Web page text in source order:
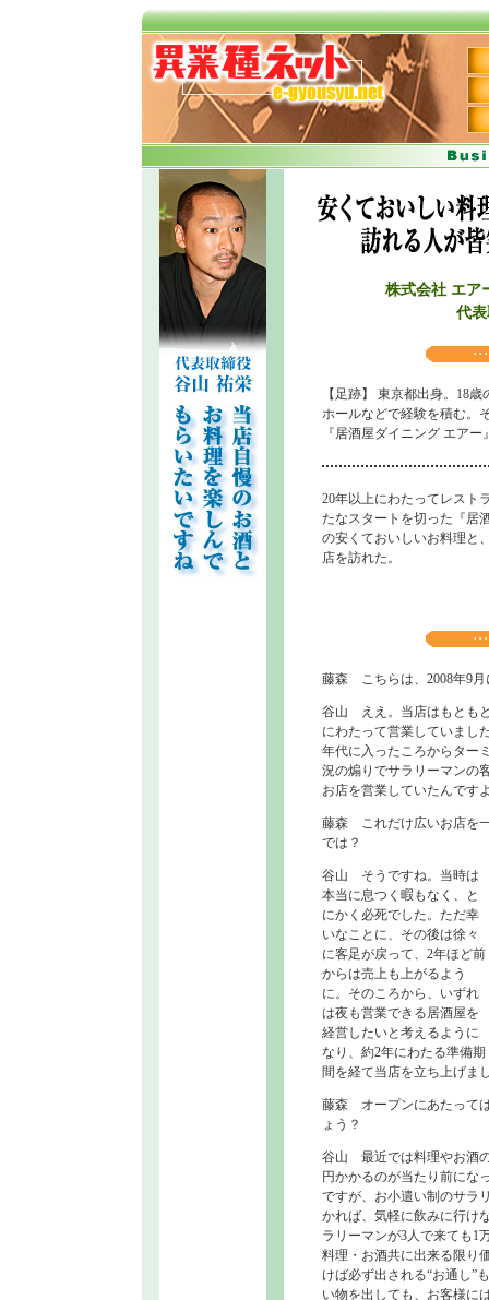
株式会社 エア
代
【足跡】 東京都出身。18
ホールなどで経験を積む。
『居酒屋ダイニング エア
20年以上にわたってレスト
たなスタートを切った『居
の安くておいしいお料理と
店を訪れた。
藤森 こちらは、2008年9月
谷山 ええ。当店はもとも
にわたって営業していまし
年代に入ったころからター
況の煽りでサラリーマンの
お店を営業していたんです
藤森 これだけ広いお店を
では？
谷山 そうですね。当時は
本当に息つく暇もなく、と
にかく必死でした。ただ幸
いなことに、その後は徐々
に客足が戻って、2年ほど前
からは売上も上がるよう
に。そのころから、いずれ
は夜も営業できる居酒屋を
経営したいと考えるように
なり、約2年にわたる準備期
間を経て当店を立ち上げま
藤森 オープンにあたって
ょう？
谷山 最近では料理やお酒
円かかるのが当たり前にな
ですが、お小遣い制のサラ
かれば、気軽に飲みに行け
ラリーマンが3人で来ても1
料理・お酒共に出来る限り
けば必ず出される“お通し”
い物を出しても、お客様に